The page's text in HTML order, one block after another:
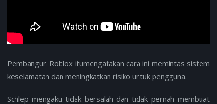
Pembangun Roblox itumengatakan cara ini memintas sistem
keselamatan dan meningkatkan risiko untuk pengguna.
Schlep mengaku tidak bersalah dan tidak pernah membuat